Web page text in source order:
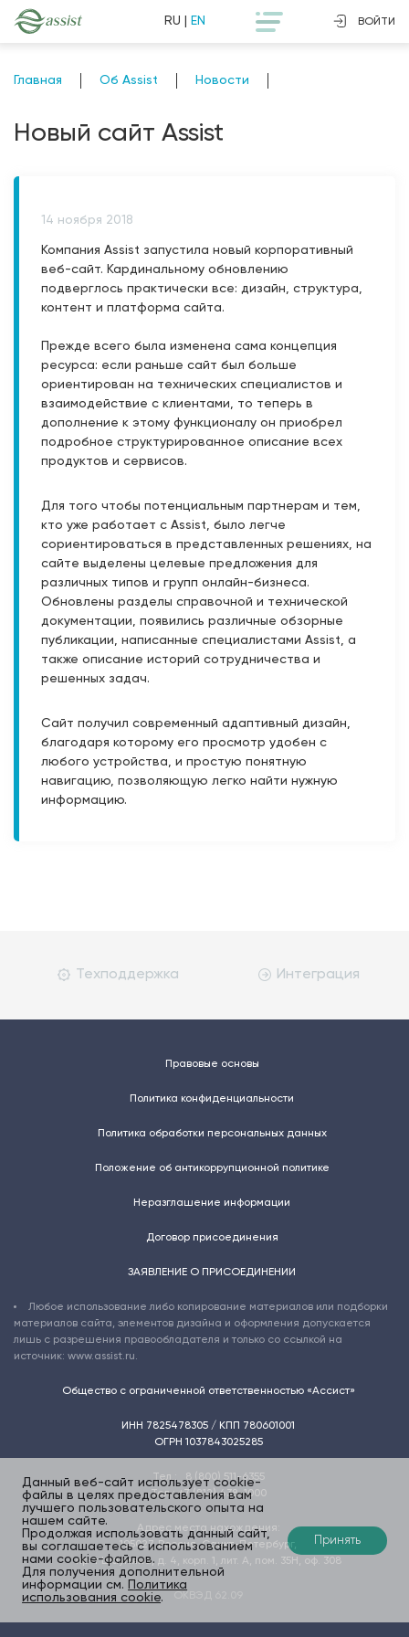
Данный веб-сайт использует cookie-
файлы в целях предоставления вам
лучшего пользовательского опыта на
нашем сайте.
Продолжая использовать данный сайт,
вы соглашаетесь с использованием
нами cookie-файлов.
Для получения дополнительной
информации см. Политика
использования cookie.
Принять
RU EN ВОЙТИ
Главная Об Assist Новости
Новый сайт Assist
14 ноября 2018
Компания Assist запустила новый корпоративный
веб-сайт. Кардинальному обновлению
подверглось практически все: дизайн, структура,
контент и платформа сайта.
Прежде всего была изменена сама концепция
ресурса: если раньше сайт был больше
ориентирован на технических специалистов и
взаимодействие с клиентами, то теперь в
дополнение к этому функционалу он приобрел
подробное структурированное описание всех
продуктов и сервисов.
Для того чтобы потенциальным партнерам и тем,
кто уже работает с Assist, было легче
сориентироваться в представленных решениях, на
сайте выделены целевые предложения для
различных типов и групп онлайн-бизнеса.
Обновлены разделы справочной и технической
документации, появились различные обзорные
публикации, написанные специалистами Assist, а
также описание историй сотрудничества и
решенных задач.
Сайт получил современный адаптивный дизайн,
благодаря которому его просмотр удобен с
любого устройства, и простую понятную
навигацию, позволяющую легко найти нужную
информацию.
Техподдержка Интеграция
Общество с ограниченной ответственностью «Ассист»
ИНН 7825478305 / КПП 780601001
ОГРН 1037843025285
Тел.:
8 (800) 511-6355
Тел.:+7 (812) 438-1000
Адрес места нахождения:
195027,Россия, Санкт-Петербург,
пр-т Шаумяна, д. 4, корп. 1, лит. А, пом. 35Н, оф. 308
Правовые основы
Политика конфиденциальности
Политика обработки персональных данных
Положение об антикоррупционной политике
Неразглашение информации
Договор присоединения
ЗАЯВЛЕНИЕ О ПРИСОЕДИНЕНИИ
Любое использование либо копирование материалов или подборки
материалов сайта, элементов дизайна и оформления допускается
лишь с разрешения правообладателя и только со ссылкой на
источник: www.assist.ru.